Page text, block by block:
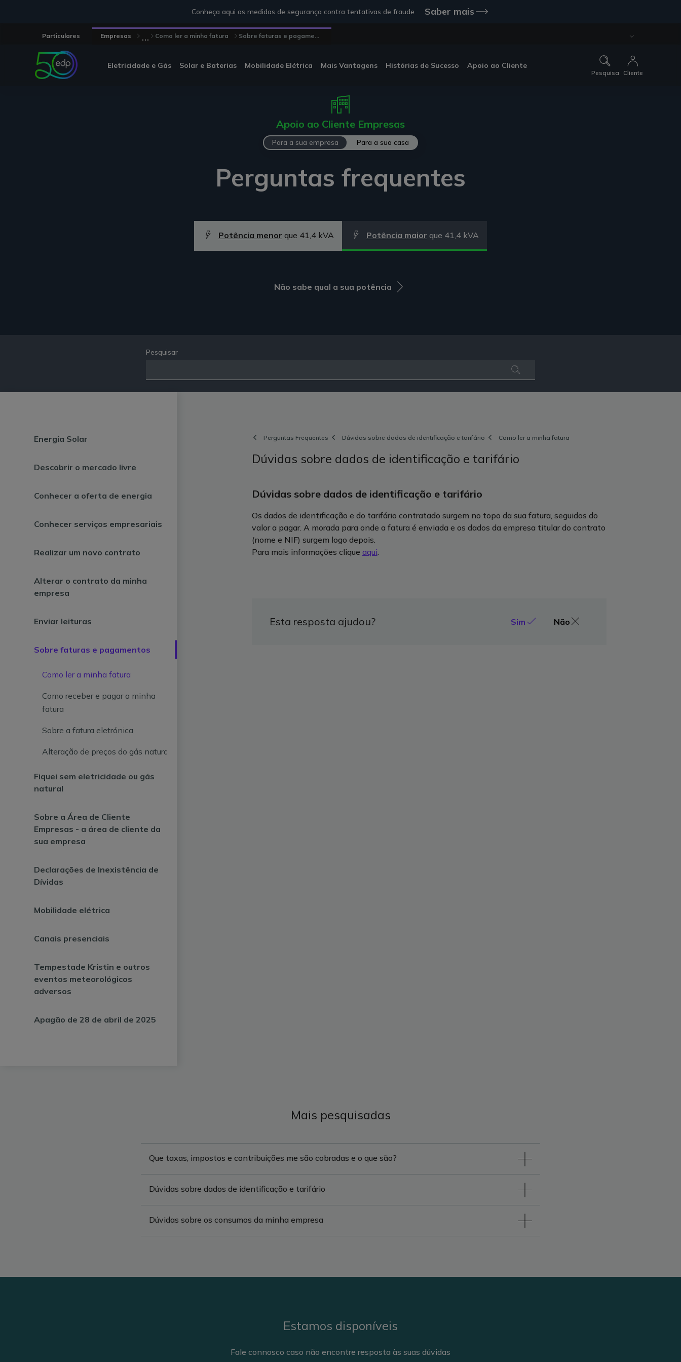
Conheça aqui as medidas de segurança contra tentativas de fraude Saber mais
Particulares Empresas ... Como ler a minha fatura Sobre faturas e pagame...
Eletricidade e Gás Solar e Baterias Mobilidade Elétrica Mais Vantagens Histórias de Sucesso Apoio ao Cliente
Pesquisa Cliente
Apoio ao Cliente Empresas
Para a sua empresa Para a sua casa
Perguntas frequentes
Potência menor que 41,4 kVA Potência maior que 41,4 kVA
Não sabe qual a sua potência
Pesquisar
Energia Solar
Descobrir o mercado livre
Conhecer a oferta de energia
Conhecer serviços empresariais
Realizar um novo contrato
Alterar o contrato da minha
empresa
Enviar leituras
Sobre faturas e pagamentos
Como ler a minha fatura
Como receber e pagar a minha
fatura
Sobre a fatura eletrónica
Alteração de preços do gás natural
Fiquei sem eletricidade ou gás
natural
Sobre a Área de Cliente
Empresas - a área de cliente da
sua empresa
Declarações de Inexistência de
Dívidas
Mobilidade elétrica
Canais presenciais
Tempestade Kristin e outros
eventos meteorológicos
adversos
Apagão de 28 de abril de 2025
Perguntas Frequentes Dúvidas sobre dados de identificação e tarifário Como ler a minha fatura
Dúvidas sobre dados de identificação e tarifário
Dúvidas sobre dados de identificação e tarifário
Os dados de identificação e do tarifário contratado surgem no topo da sua fatura, seguidos do
valor a pagar. A morada para onde a fatura é enviada e os dados da empresa titular do contrato
(nome e NIF) surgem logo depois.
Para mais informações clique aqui.
Esta resposta ajudou? Sim Não
Mais pesquisadas
Que taxas, impostos e contribuições me são cobradas e o que são?
Dúvidas sobre dados de identificação e tarifário
Dúvidas sobre os consumos da minha empresa
Estamos disponíveis
Fale connosco caso não encontre resposta às suas dúvidas